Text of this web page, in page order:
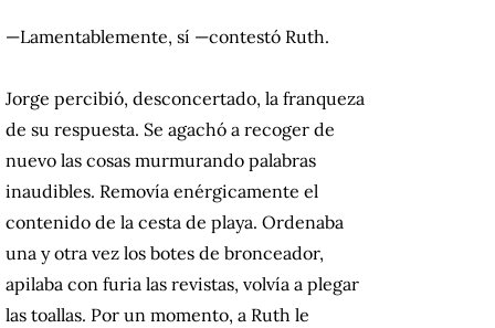
—Lamentablemente, sí —contestó Ruth.
Jorge percibió, desconcertado, la franqueza
de su respuesta. Se agachó a recoger de
nuevo las cosas murmurando palabras
inaudibles. Removía enérgicamente el
contenido de la cesta de playa. Ordenaba
una y otra vez los botes de bronceador,
apilaba con furia las revistas, volvía a plegar
las toallas. Por un momento, a Ruth le